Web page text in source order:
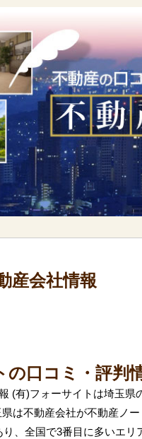
産会社情報
の口コミ・評判
(有)フォーサイトは埼玉県
は不動産会社が不動産ノ
、全国で3番目に多いエリ